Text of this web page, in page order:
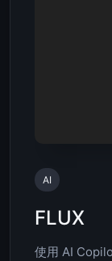
AI
FLUX
使用 AI